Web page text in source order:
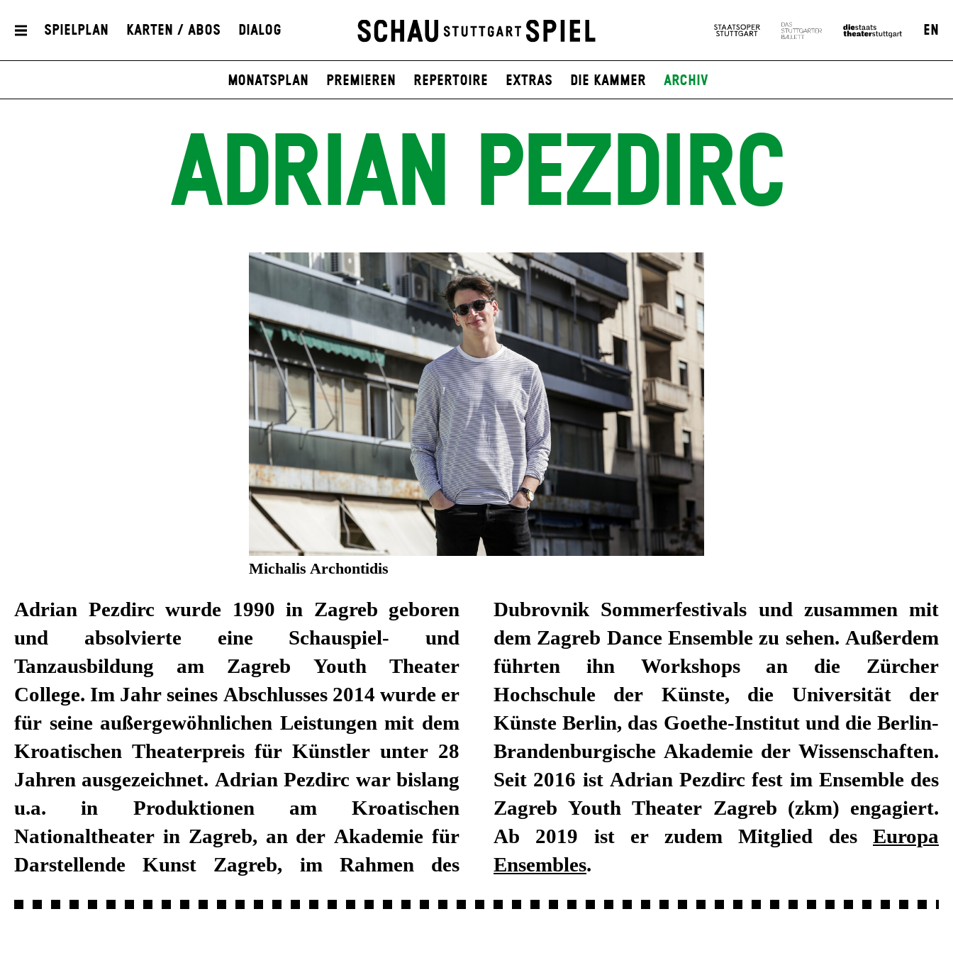
Spielplan Karten / Abos Dialog EN
Monatsplan Premieren Repertoire Extras Die Kammer Archiv
ADRIAN PEZDIRC
Michalis Archontidis
Adrian Pezdirc wurde 1990 in Zagreb geboren
und absolvierte eine Schauspiel- und
Tanzausbildung am Zagreb Youth Theater
College. Im Jahr seines Abschlusses 2014 wurde er
für seine außergewöhnlichen Leistungen mit dem
Kroatischen Theaterpreis für Künstler unter 28
Jahren ausgezeichnet. Adrian Pezdirc war bislang
u.a. in Produktionen am Kroatischen
Nationaltheater in Zagreb, an der Akademie für
Darstellende Kunst Zagreb, im Rahmen des
Dubrovnik Sommerfestivals und zusammen mit
dem Zagreb Dance Ensemble zu sehen. Außerdem
führten ihn Workshops an die Zürcher
Hochschule der Künste, die Universität der
Künste Berlin, das Goethe-Institut und die Berlin-
Brandenburgische Akademie der Wissenschaften.
Seit 2016 ist Adrian Pezdirc fest im Ensemble des
Zagreb Youth Theater Zagreb (zkm) engagiert.
Ab 2019 ist er zudem Mitglied des Europa
Ensembles.